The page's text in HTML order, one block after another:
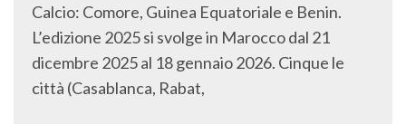
Calcio: Comore, Guinea Equatoriale e Benin.
L’edizione 2025 si svolge in Marocco dal 21
dicembre 2025 al 18 gennaio 2026. Cinque le
città (Casablanca, Rabat,